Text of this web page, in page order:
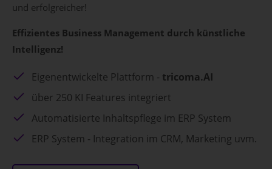
und erfolgreicher!
Effizientes Business Management durch künstliche
Intelligenz!
Eigenentwickelte Plattform - tricoma.AI
über 250 KI Features integriert
Automatisierte Inhaltspflege im ERP System
ERP System - Integration im CRM, Marketing uvm.